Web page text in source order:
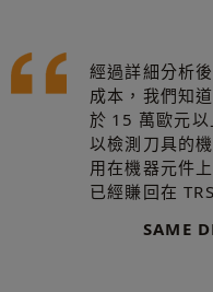
經過詳細分析
成本，我們知
於 15 萬歐元
以檢測刀具的
用在機器元件
已經賺回在
SAME